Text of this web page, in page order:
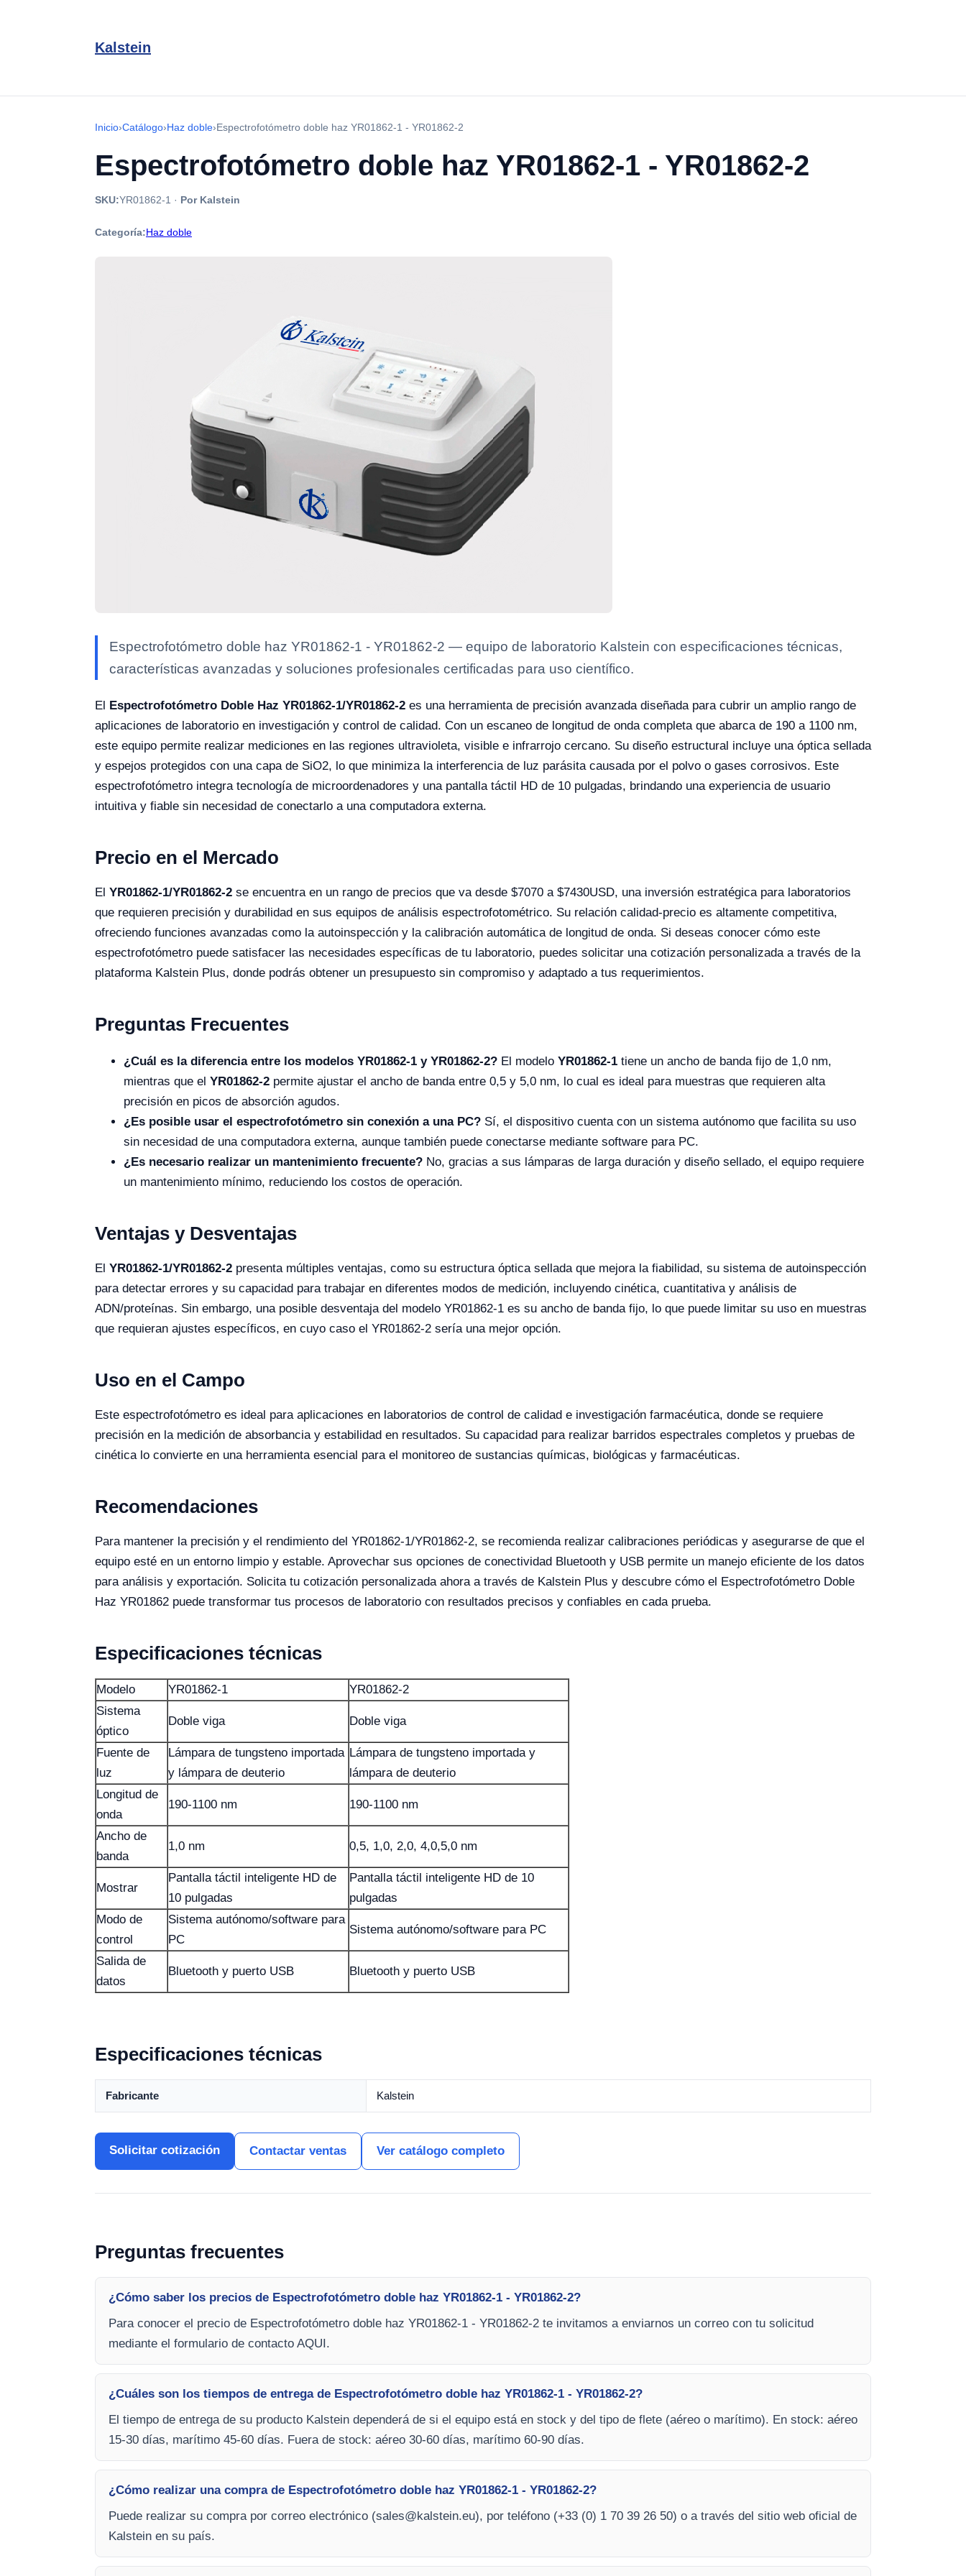
Kalstein
Inicio›Catálogo›Haz doble›Espectrofotómetro doble haz YR01862-1 - YR01862-2
Espectrofotómetro doble haz YR01862-1 - YR01862-2
SKU:YR01862-1 · Por Kalstein
Categoría:Haz doble
Espectrofotómetro doble haz YR01862-1 - YR01862-2 — equipo de laboratorio Kalstein con especificaciones técnicas,
características avanzadas y soluciones profesionales certificadas para uso científico.
El Espectrofotómetro Doble Haz YR01862-1/YR01862-2 es una herramienta de precisión avanzada diseñada para cubrir un amplio rango de
aplicaciones de laboratorio en investigación y control de calidad. Con un escaneo de longitud de onda completa que abarca de 190 a 1100 nm,
este equipo permite realizar mediciones en las regiones ultravioleta, visible e infrarrojo cercano. Su diseño estructural incluye una óptica sellada
y espejos protegidos con una capa de SiO2, lo que minimiza la interferencia de luz parásita causada por el polvo o gases corrosivos. Este
espectrofotómetro integra tecnología de microordenadores y una pantalla táctil HD de 10 pulgadas, brindando una experiencia de usuario
intuitiva y fiable sin necesidad de conectarlo a una computadora externa.
Precio en el Mercado
El YR01862-1/YR01862-2 se encuentra en un rango de precios que va desde $7070 a $7430USD, una inversión estratégica para laboratorios
que requieren precisión y durabilidad en sus equipos de análisis espectrofotométrico. Su relación calidad-precio es altamente competitiva,
ofreciendo funciones avanzadas como la autoinspección y la calibración automática de longitud de onda. Si deseas conocer cómo este
espectrofotómetro puede satisfacer las necesidades específicas de tu laboratorio, puedes solicitar una cotización personalizada a través de la
plataforma Kalstein Plus, donde podrás obtener un presupuesto sin compromiso y adaptado a tus requerimientos.
Preguntas Frecuentes
¿Cuál es la diferencia entre los modelos YR01862-1 y YR01862-2? El modelo YR01862-1 tiene un ancho de banda fijo de 1,0 nm,
mientras que el YR01862-2 permite ajustar el ancho de banda entre 0,5 y 5,0 nm, lo cual es ideal para muestras que requieren alta
precisión en picos de absorción agudos.
¿Es posible usar el espectrofotómetro sin conexión a una PC? Sí, el dispositivo cuenta con un sistema autónomo que facilita su uso
sin necesidad de una computadora externa, aunque también puede conectarse mediante software para PC.
¿Es necesario realizar un mantenimiento frecuente? No, gracias a sus lámparas de larga duración y diseño sellado, el equipo requiere
un mantenimiento mínimo, reduciendo los costos de operación.
Ventajas y Desventajas
El YR01862-1/YR01862-2 presenta múltiples ventajas, como su estructura óptica sellada que mejora la fiabilidad, su sistema de autoinspección
para detectar errores y su capacidad para trabajar en diferentes modos de medición, incluyendo cinética, cuantitativa y análisis de
ADN/proteínas. Sin embargo, una posible desventaja del modelo YR01862-1 es su ancho de banda fijo, lo que puede limitar su uso en muestras
que requieran ajustes específicos, en cuyo caso el YR01862-2 sería una mejor opción.
Uso en el Campo
Este espectrofotómetro es ideal para aplicaciones en laboratorios de control de calidad e investigación farmacéutica, donde se requiere
precisión en la medición de absorbancia y estabilidad en resultados. Su capacidad para realizar barridos espectrales completos y pruebas de
cinética lo convierte en una herramienta esencial para el monitoreo de sustancias químicas, biológicas y farmacéuticas.
Recomendaciones
Para mantener la precisión y el rendimiento del YR01862-1/YR01862-2, se recomienda realizar calibraciones periódicas y asegurarse de que el
equipo esté en un entorno limpio y estable. Aprovechar sus opciones de conectividad Bluetooth y USB permite un manejo eficiente de los datos
para análisis y exportación. Solicita tu cotización personalizada ahora a través de Kalstein Plus y descubre cómo el Espectrofotómetro Doble
Haz YR01862 puede transformar tus procesos de laboratorio con resultados precisos y confiables en cada prueba.
Especificaciones técnicas
Modelo YR01862-1
YR01862-2
Sistema
óptico
Doble viga Doble viga
Fuente de
luz
Lámpara de tungsteno importada
y lámpara de deuterio
Lámpara de tungsteno importada y
lámpara de deuterio
Longitud de
onda
190-1100 nm 190-1100 nm
Ancho de
banda
1,0 nm 0,5, 1,0, 2,0, 4,0,5,0 nm
Mostrar
Pantalla táctil inteligente HD de
10 pulgadas
Pantalla táctil inteligente HD de 10
pulgadas
Modo de
control
Sistema autónomo/software para
PC
Sistema autónomo/software para PC
Salida de
datos
Bluetooth y puerto USB Bluetooth y puerto USB
Especificaciones técnicas
Fabricante Kalstein
Solicitar cotización Contactar ventas Ver catálogo completo
Preguntas frecuentes
¿Cómo saber los precios de Espectrofotómetro doble haz YR01862-1 - YR01862-2?
Para conocer el precio de Espectrofotómetro doble haz YR01862-1 - YR01862-2 te invitamos a enviarnos un correo con tu solicitud
mediante el formulario de contacto AQUI.
¿Cuáles son los tiempos de entrega de Espectrofotómetro doble haz YR01862-1 - YR01862-2?
El tiempo de entrega de su producto Kalstein dependerá de si el equipo está en stock y del tipo de flete (aéreo o marítimo). En stock: aéreo
15-30 días, marítimo 45-60 días. Fuera de stock: aéreo 30-60 días, marítimo 60-90 días.
¿Cómo realizar una compra de Espectrofotómetro doble haz YR01862-1 - YR01862-2?
Puede realizar su compra por correo electrónico (sales@kalstein.eu), por teléfono (+33 (0) 1 70 39 26 50) o a través del sitio web oficial de
Kalstein en su país.